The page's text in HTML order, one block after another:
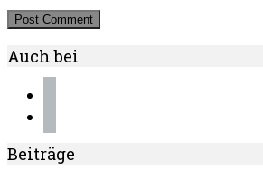
Auch bei
Beiträge